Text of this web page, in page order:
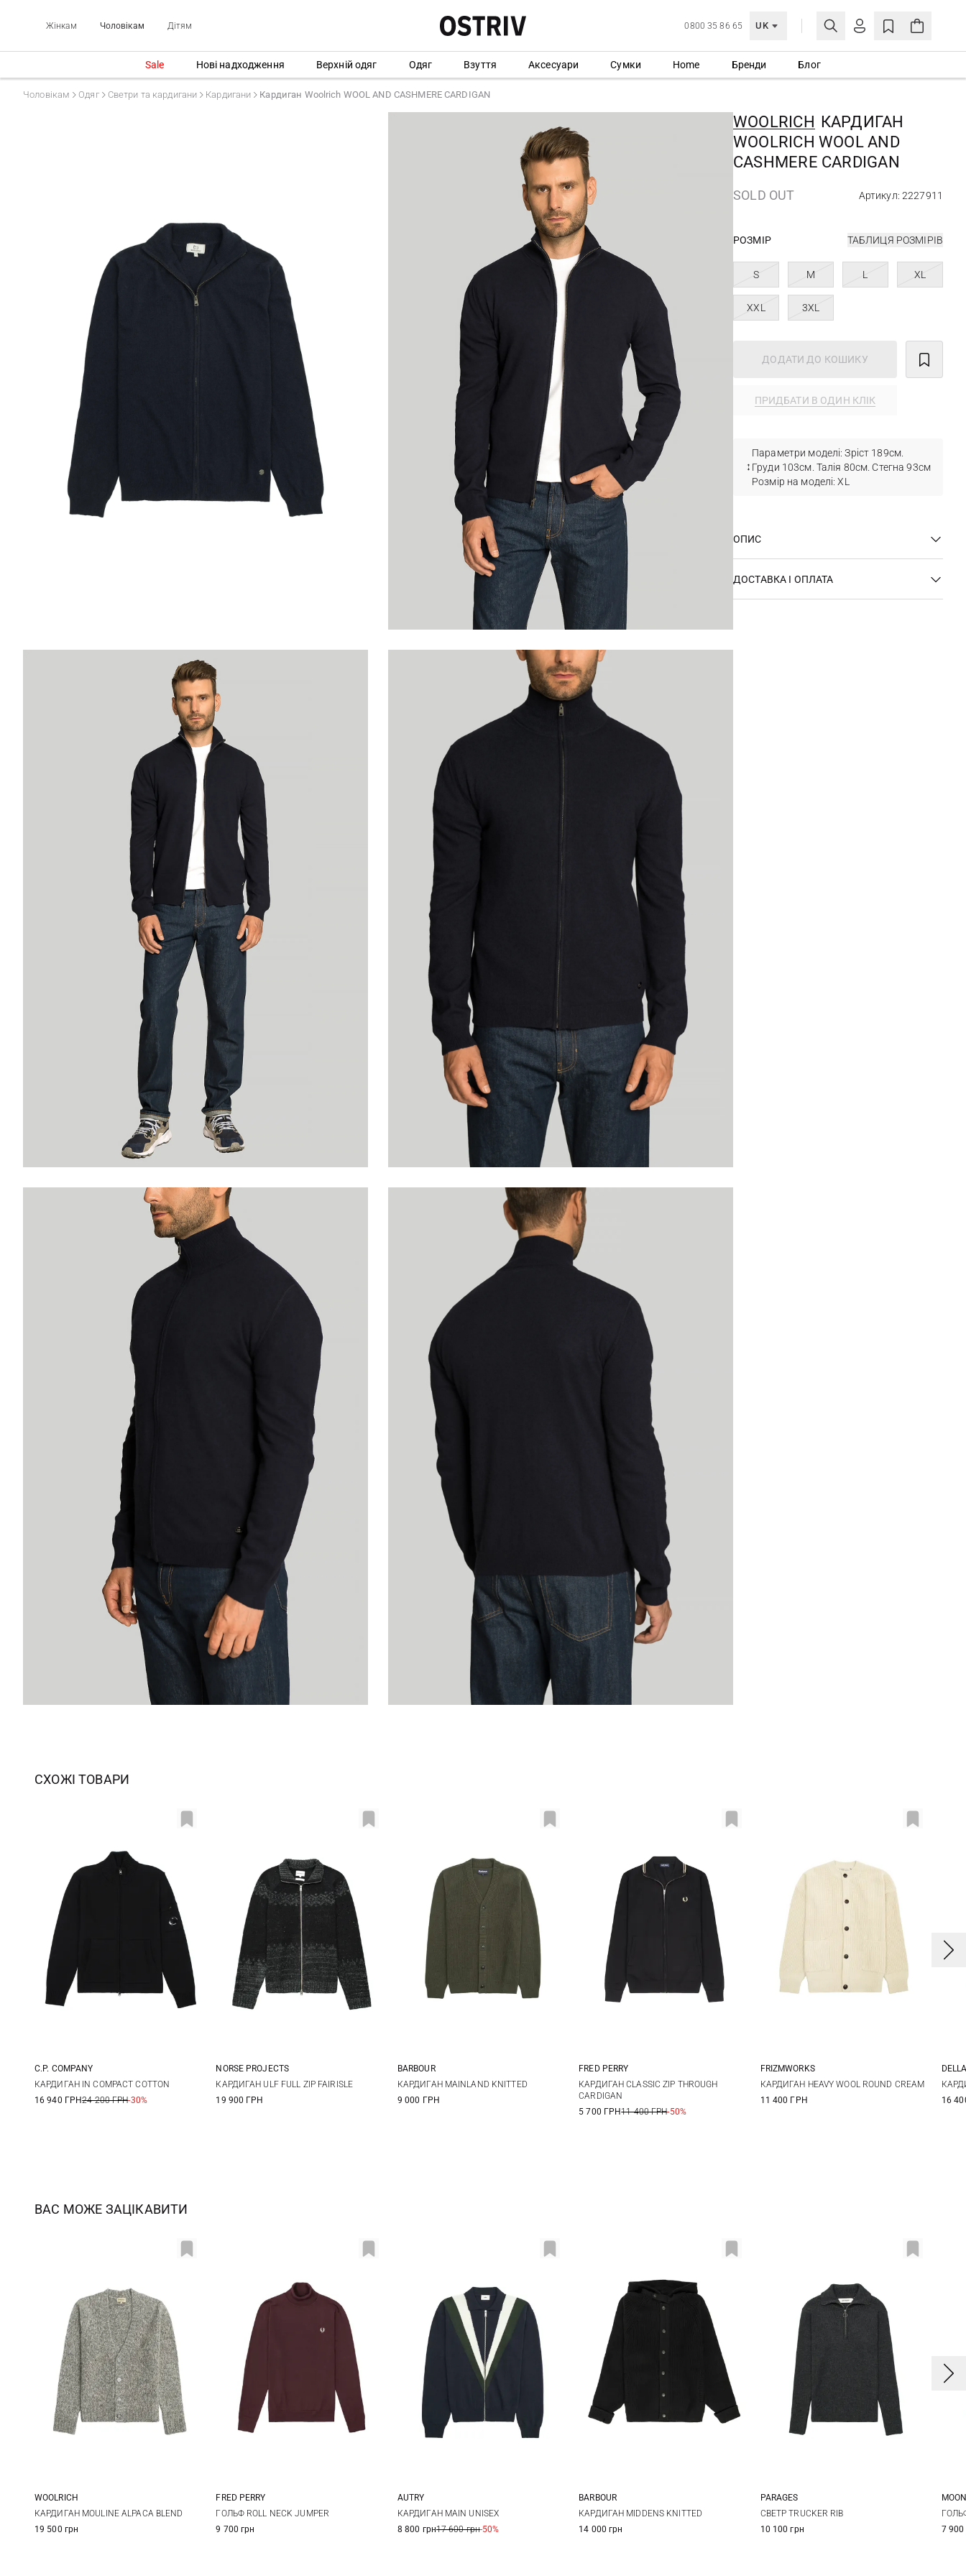
Жінкам Чоловікам Дітям 0800 35 86 65 UK
МОЯ ОБЛІКІВКА
Ще не зареєстровані?
СТВОРИТИ ОБЛІКІВКУ
Sale Нові надходження Верхній одяг Одяг Взуття Аксесуари Сумки Home Бренди Блог
Чоловікам Одяг Светри та кардигани Кардигани Кардиган Woolrich WOOL AND CASHMERE CARDIGAN
WOOLRICH КАРДИГАН
WOOLRICH WOOL AND
CASHMERE CARDIGAN
SOLD OUT Артикул: 2227911
РОЗМІР ТАБЛИЦЯ РОЗМІРІВ
S M L XL
XXL 3XL
ДОДАТИ ДО КОШИКУ
ПРИДБАТИ В ОДИН КЛІК
Параметри моделі: Зріст 189см.
Груди 103см. Талія 80см. Стегна 93см
Розмір на моделі: XL
ОПИС
ДОСТАВКА І ОПЛАТА
СХОЖІ ТОВАРИ
M L XL
C.P. COMPANY
КАРДИГАН IN COMPACT COTTON
16 940 ГРН24 200 ГРН-30%
S M L
NORSE PROJECTS
КАРДИГАН ULF FULL ZIP FAIRISLE
19 900 ГРН
M L XL
BARBOUR
КАРДИГАН MAINLAND KNITTED
9 000 ГРН
S M L
XXL
FRED PERRY
КАРДИГАН CLASSIC ZIP THROUGH
CARDIGAN
5 700 ГРН11 400 ГРН-50%
S M L XL
FRIZMWORKS
КАРДИГАН HEAVY WOOL ROUND CREAM
11 400 ГРН
16
ВАС МОЖЕ ЗАЦІКАВИТИ
M L XL
WOOLRICH
КАРДИГАН MOULINE ALPACA BLEND
19 500 грн
M L XL
FRED PERRY
ГОЛЬФ ROLL NECK JUMPER
9 700 грн
S M
AUTRY
КАРДИГАН MAIN UNISEX
8 800 грн17 600 грн-50%
XS S M
BARBOUR
КАРДИГАН MIDDENS KNITTED
14 000 грн
S M
PARAGES
СВЕТР TRUCKER RIB
10 100 грн
M
7 900